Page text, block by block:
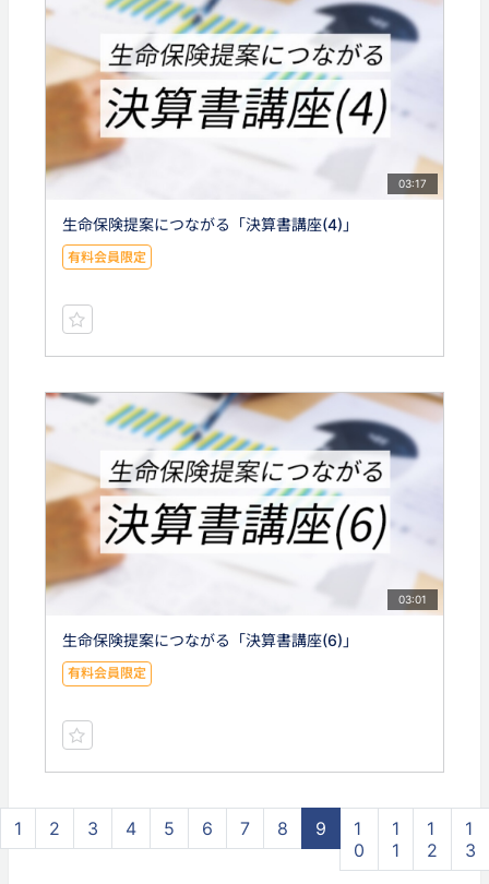
03:17
生命保険提案につながる「決算書講座(4)」
有料会員限定
03:01
生命保険提案につながる「決算書講座(6)」
有料会員限定
1 2 3 4 5 6 7 8 9
1
0
1
1
1
2
1
3